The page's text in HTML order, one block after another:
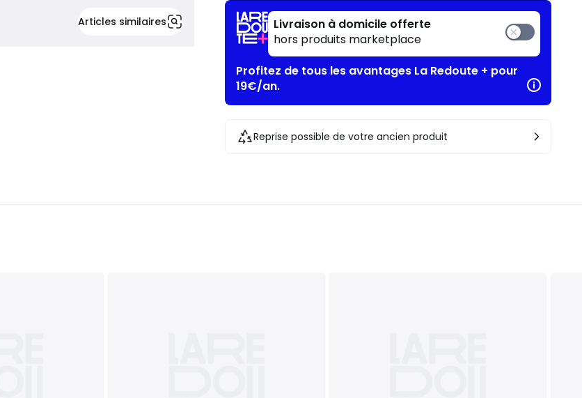
Articles similaires
Livraison à domicile offerte
hors produits marketplace
Profitez de tous les avantages La Redoute + pour
19€/an.
Reprise possible de votre ancien produit